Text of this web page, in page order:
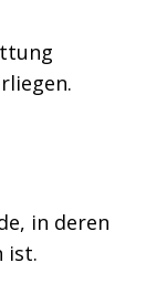
in deren
ist.